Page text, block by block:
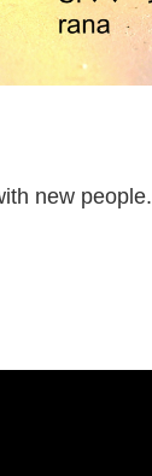
new people.